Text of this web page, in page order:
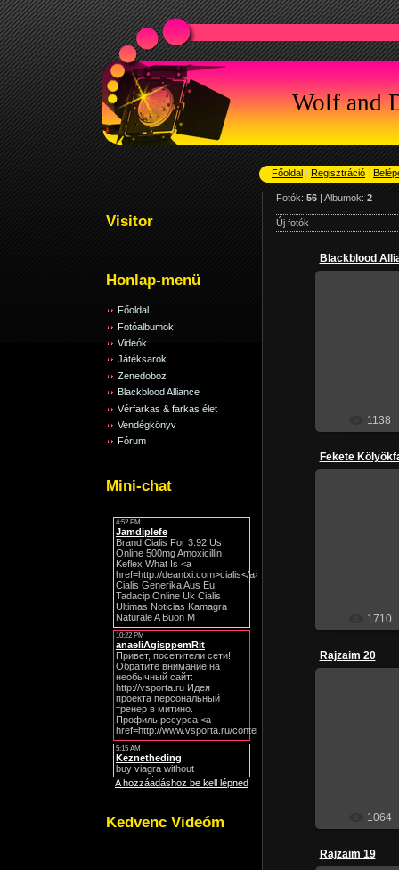
Wolf and
Főoldal | Regisztráció |
Visitor
Honlap-menü
Főoldal
Fotóalbumok
Videók
Játéksarok
Zenedoboz
Blackblood Alliance
Vérfarkas & farkas élet
Vendégkönyv
Fórum
Mini-chat
A hozzáadáshoz be kell lépned
Kedvenc Videóm
Fotók: 56 | Albumok: 2
Új fotók
Blackblood
1138
Fekete
1710
Rajzaim 20
1064
Rajzaim 19